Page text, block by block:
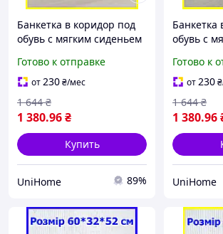
Банкетка в коридор под
обувь с мягким сиденьем
60*32*52 см синяя, полка
для обуви
Готово к отправке
от230₴/мес
1 380.96₴
1 644 ₴
Купить
UniHome 89%
Банкетка
обувь с
60*32*52
обуви
Готово к
от230₴
1 380.96
1 644 ₴
UniHome